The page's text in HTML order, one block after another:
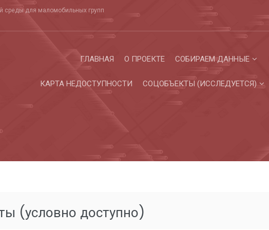
среды для маломобильных групп
ГЛАВНАЯ О ПРОЕКТЕ СОБИРАЕМ ДАННЫЕ
КАРТА НЕДОСТУПНОСТИ СОЦОБЪЕКТЫ (ИССЛЕДУЕТСЯ)
(условно доступно)